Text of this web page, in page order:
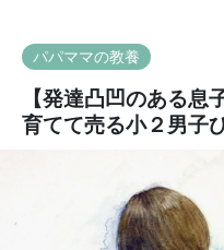
パパママの教養
【発達凸凹のある息
育てて売る小２男子